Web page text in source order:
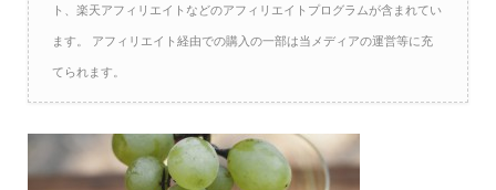
ト、楽天アフィリエイトなどのアフィリエイトプログラムが含まれてい
ます。 アフィリエイト経由での購入の一部は当メディアの運営等に充
てられます。